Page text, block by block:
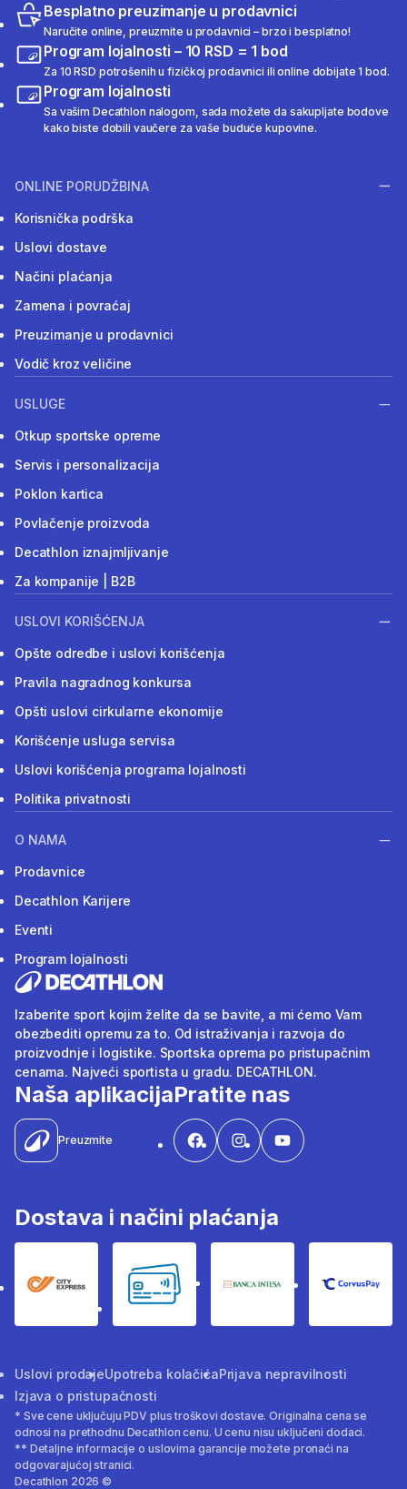
Besplatno preuzimanje u prodavnici
Naručite online, preuzmite u prodavnici – brzo i besplatno!
Program lojalnosti – 10 RSD = 1 bod
Za 10 RSD potrošenih u fizičkoj prodavnici ili online dobijate 1 bod.
Program lojalnosti
Sa vašim Decathlon nalogom, sada možete da sakupljate bodove
kako biste dobili vaučere za vaše buduće kupovine.
ONLINE PORUDŽBINA
Korisnička podrška
Uslovi dostave
Načini plaćanja
Zamena i povraćaj
Preuzimanje u prodavnici
Vodič kroz veličine
USLUGE
Otkup sportske opreme
Servis i personalizacija
Poklon kartica
Povlačenje proizvoda
Decathlon iznajmljivanje
Za kompanije | B2B
USLOVI KORIŠĆENJA
Opšte odredbe i uslovi korišćenja
Pravila nagradnog konkursa
Opšti uslovi cirkularne ekonomije
Korišćenje usluga servisa
Uslovi korišćenja programa lojalnosti
Politika privatnosti
O NAMA
Prodavnice
Decathlon Karijere
Eventi
Program lojalnosti
Izaberite sport kojim želite da se bavite, a mi ćemo Vam
obezbediti opremu za to. Od istraživanja i razvoja do
proizvodnje i logistike. Sportska oprema po pristupačnim
cenama. Najveći sportista u gradu. DECATHLON.
Naša aplikacija
Preuzmite
Pratite nas
Dostava i načini plaćanja
City Express Bankovne karticeBanka Intesa
Uslovi prodajeUpotreba kolačićaPrijava nepravilnosti
Izjava o pristupačnosti
* Sve cene uključuju PDV plus troškovi dostave. Originalna cena se
odnosi na prethodnu Decathlon cenu. U cenu nisu uključeni dodaci.
** Detaljne informacije o uslovima garancije možete pronaći na
odgovarajućoj stranici.
Decathlon 2026 ©